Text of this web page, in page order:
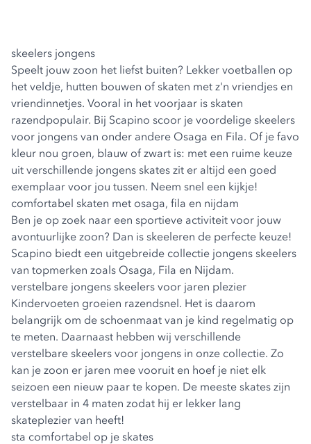
skeelers jongens
Speelt jouw zoon het liefst buiten? Lekker voetballen op
het veldje, hutten bouwen of skaten met z'n vriendjes en
vriendinnetjes. Vooral in het voorjaar is skaten
razendpopulair. Bij Scapino scoor je voordelige skeelers
voor jongens van onder andere Osaga en Fila. Of je favo
kleur nou groen, blauw of zwart is: met een ruime keuze
uit verschillende jongens skates zit er altijd een goed
exemplaar voor jou tussen. Neem snel een kijkje!
comfortabel skaten met osaga, fila en nijdam
Ben je op zoek naar een sportieve activiteit voor jouw
avontuurlijke zoon? Dan is skeeleren de perfecte keuze!
Scapino biedt een uitgebreide collectie jongens skeelers
van topmerken zoals Osaga, Fila en Nijdam.
verstelbare jongens skeelers voor jaren plezier
Kindervoeten groeien razendsnel. Het is daarom
belangrijk om de schoenmaat van je kind regelmatig op
te meten. Daarnaast hebben wij verschillende
verstelbare skeelers voor jongens in onze collectie. Zo
kan je zoon er jaren mee vooruit en hoef je niet elk
seizoen een nieuw paar te kopen. De meeste skates zijn
verstelbaar in 4 maten zodat hij er lekker lang
skateplezier van heeft!
sta comfortabel op je skates